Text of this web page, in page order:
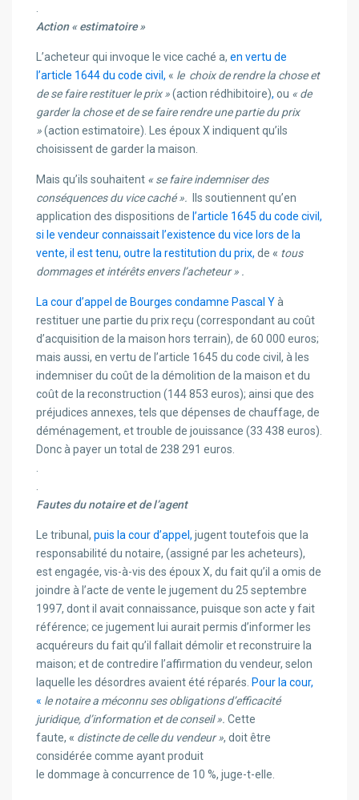
Action « estimatoire »
L’acheteur qui invoque le vice caché a,en vertu de
l’article 1644 du code civil, « le choix de rendre la chose et
de se faire restituer le prix »(action rédhibitoire), ou « de
garder la chose et de se faire rendre une partie du prix
»(action estimatoire). Les époux X indiquent qu’ils
choisissent de garder la maison.
Mais qu’ils souhaitent «se faire indemniser des
conséquences du vice caché ».
Ils soutiennent qu’en
application des dispositions de l’article 1645 du code civil,
si le vendeur connaissait l’existence du vice lors de la
vente, il est tenu, outre la restitution du prix, de« tous
dommages et intérêts envers l’acheteur » .
La cour d’appel de Bourges condamne Pascal Yà
restituer une partie du prix reçu (correspondant au coût
d’acquisition de la maison hors terrain), de 60 000 euros;
mais aussi, en vertu de l’article 1645 du code civil, à les
indemniser du coût de la démolition de la maison et du
coût de la reconstruction (144 853 euros); ainsi que des
préjudices annexes, tels que dépenses de chauffage, de
déménagement, et trouble de jouissance (33 438 euros).
Donc à payer un total de 238 291 euros.
Fautes du notaire et de l’agent
Le tribunal,puis la cour d’appel, jugent toutefois que la
responsabilité du notaire, (assigné par les acheteurs),
est engagée, vis-à-vis des époux X, du fait qu’il a omis de
joindre à l’acte de vente le jugement du 25 septembre
1997, dont il avait connaissance, puisque son acte y fait
référence; ce jugement lui aurait permis d’informer les
acquéreurs du fait qu’il fallait démolir et reconstruire la
maison; et de contredire l’affirmation du vendeur, selon
laquelle les désordres avaient été réparés. Pour la cour,
« lenotairea méconnu ses obligations d’efficacité
juridique, d’information et de conseil ». Cette
faute,« distincte de celle du vendeur », doit être
considérée comme ayant produit
le dommage à concurrence de 10 %, juge-t-elle.